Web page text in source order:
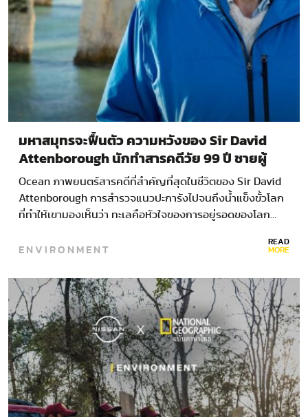
มหาสมุทรจะฟื้นตัว ความหวังของ Sir David
Attenborough นักทำสารคดีวัย 99 ปี ชายผู้
หลงรักโลกใต้ทะเล
Ocean ภาพยนตร์สารคดีที่สำคัญที่สุดในชีวิตของ Sir David
Attenborough การสำรวจแนวปะการังไปจนถึงน้ำแข็งขั้วโลก
ที่ทำให้เขามองเห็นว่า ทะเลคือหัวใจของการอยู่รอดของโลก…
ENVIRONMENT READ
MORE